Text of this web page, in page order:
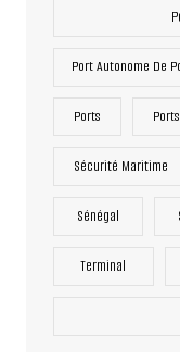
Port Autonome De
Ports
Sécurité Maritime
Sénégal
Terminal